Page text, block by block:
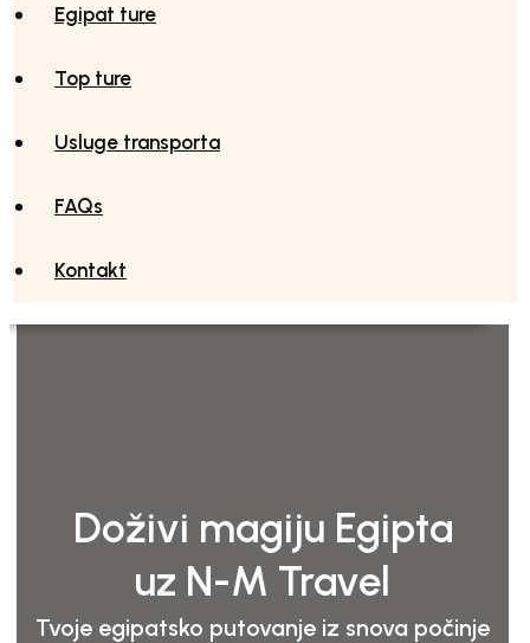
Egipat ture
Top ture
Usluge transporta
FAQs
Kontakt
Doživi magiju Egipta
uz N-M Travel
Tvoje egipatsko putovanje iz snova počinje